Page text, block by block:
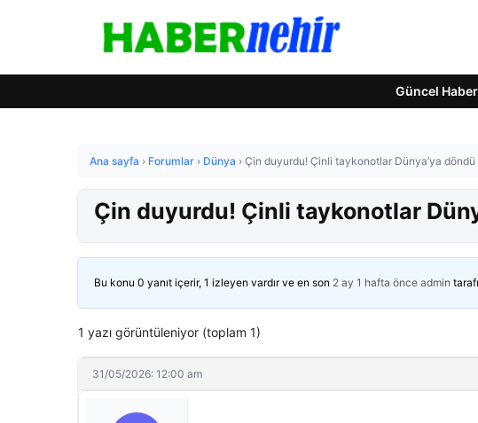
Güncel
Ana sayfa › Forumlar › Dünya › Çin duyurdu! Çinli taykonotlar Dünya’ya döndü
Çin duyurdu! Çinli taykonotlar
Bu konu 0 yanıt içerir, 1 izleyen vardır ve en son 2 ay 1 hafta önce admin
1 yazı görüntüleniyor (toplam 1)
31/05/2026: 12:00 am